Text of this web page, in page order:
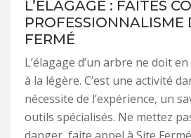
L’ÉLAGAGE : FAITES
PROFESSIONNALISME
FERMÉ
L’élagage d’un arbre ne doit
à la légère. C’est une activité
nécessite de l’expérience, un
outils spécialisés. Ne mettez